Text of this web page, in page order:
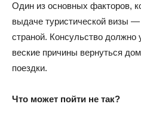
Один из основных факторов,
выдаче туристической визы —
страной. Консульство должно
веские причины вернуться
поездки.
Что может пойти не так?